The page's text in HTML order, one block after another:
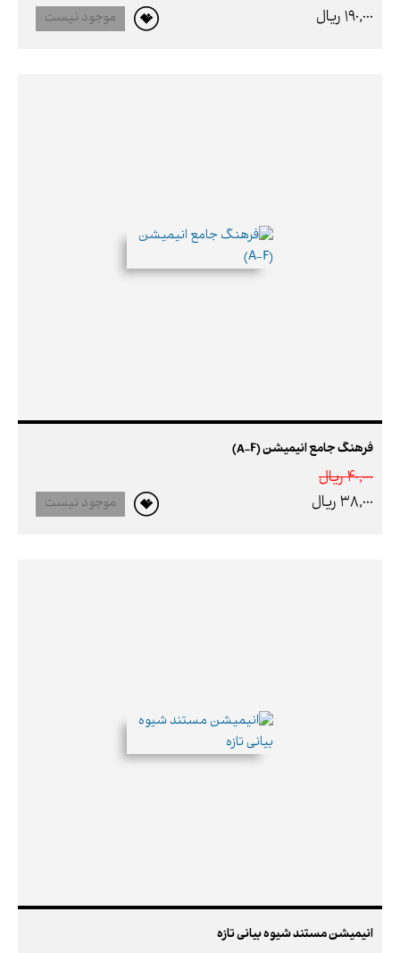
190,000 ريال
موجود نیست
فرهنگ جامع انیمیشن (A-F)
40,000 ريال
38,000 ريال
موجود نیست
انیمیشن مستند شیوه بیانی تازه